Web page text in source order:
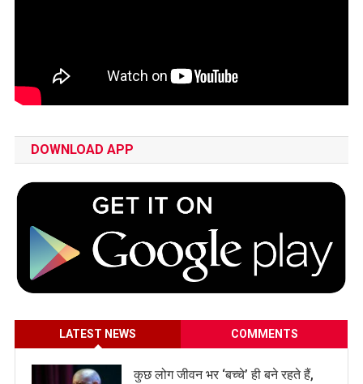
DOWNLOAD APP
LATEST NEWS COMMENTS
कुछ लोग जीवन भर ‘बच्चे’ ही बने रहते हैं,